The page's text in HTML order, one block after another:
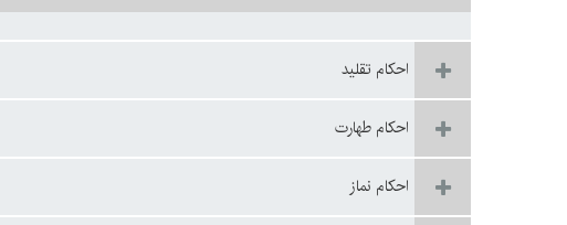
احكام تقليد
احکام طهارت
احكام نماز